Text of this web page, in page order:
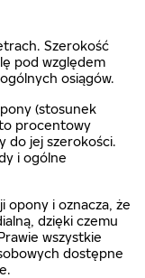
Szerokość
pod względem
osiągów.
(stosunek
procentowy
do jej szerokości.
i ogólne
opony i oznacza, że
dzięki czemu
wszystkie
dostępne